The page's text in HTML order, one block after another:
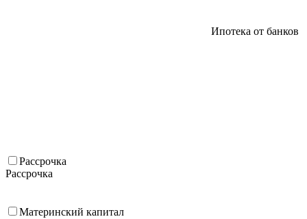
Ипотека от банков
Рассрочка
Рассрочка
Материнский капитал